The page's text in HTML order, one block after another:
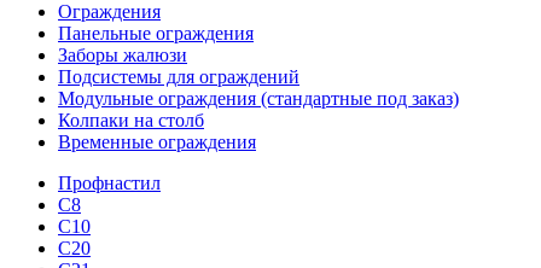
Ограждения
Панельные ограждения
Заборы жалюзи
Подсистемы для ограждений
Модульные ограждения (стандартные под заказ)
Колпаки на столб
Временные ограждения
Профнастил
С8
С10
С20